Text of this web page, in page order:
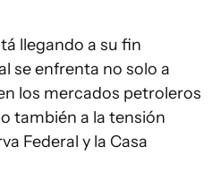
llegando a su fin
se enfrenta no solo a
los mercados petroleros
también a la tensión
Federal y la Casa